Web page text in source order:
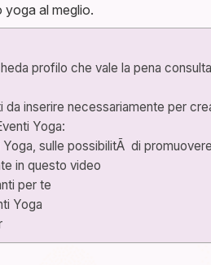
al meglio.
profilo che vale la pena
da inserire necessariamente per
Yoga:
sulle possibilitÃ di
in questo video
per te
Yoga